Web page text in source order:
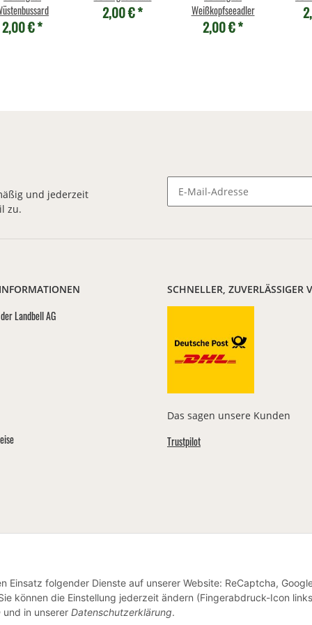
Einsatz folgender Dienste auf unserer Website: ReCaptcha,
können die Einstellung jederzeit ändern (Fingerabdruck-Icon links
und in unserer Datenschutzerklärung.
2,00 €*
2,00 €*
Weißkopfseeadler
2,00 €*
und jederzeit
zu.
Landbell AG
SCHNELLER, ZUVERLÄSSIGER
Das sagen unsere Kunden
Trustpilot